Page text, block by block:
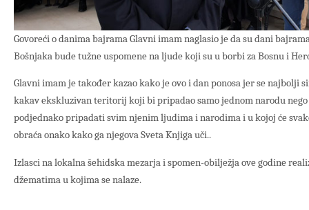
Govoreći o danima bajrama Glavni imam naglasio je da su dani
Bošnjaka bude tužne uspomene na ljude koji su u borbi za Bosnu i
Glavni imam je također kazao kako je ovo i dan ponosa jer se najbolji
kakav ekskluzivan teritorij koji bi pripadao samo jednom narodu nego
podjednako pripadati svim njenim ljudima i narodima i u kojoj će
obraća onako kako ga njegova Sveta Knjiga uči..
Izlasci na lokalna šehidska mezarja i spomen-obilježja ove godine
džematima u kojima se nalaze.